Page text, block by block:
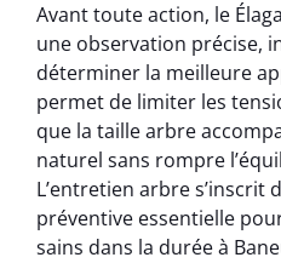
Avant toute action, le
une observation précise,
déterminer la meilleure
permet de limiter les
que la taille arbre
naturel sans rompre
L’entretien arbre s’inscrit
préventive essentielle
sains dans la durée à